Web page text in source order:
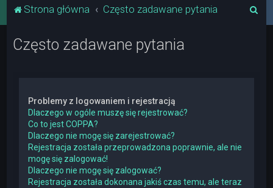
Strona główna Często zadawane pytania
Często zadawane pytania
Problemy z logowaniem i rejestracją
Dlaczego w ogóle muszę się rejestrować?
Co to jest COPPA?
Dlaczego nie mogę się zarejestrować?
Rejestracja została przeprowadzona poprawnie, ale nie
mogę się zalogować!
Dlaczego nie mogę się zalogować?
Rejestracja została dokonana jakiś czas temu, ale teraz